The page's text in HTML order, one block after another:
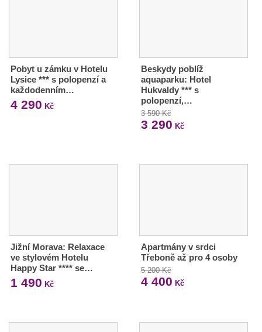
Pobyt u zámku v Hotelu
Lysice *** s polopenzí a
každodenním…
4 290 Kč
Beskydy poblíž
aquaparku: Hotel
Hukvaldy *** s
polopenzí,…
3 590 Kč
3 290 Kč
Jižní Morava: Relaxace
ve stylovém Hotelu
Happy Star **** se…
1 490 Kč
Apartmány v srdci
Třeboně až pro 4 osoby
5 200 Kč
4 400 Kč